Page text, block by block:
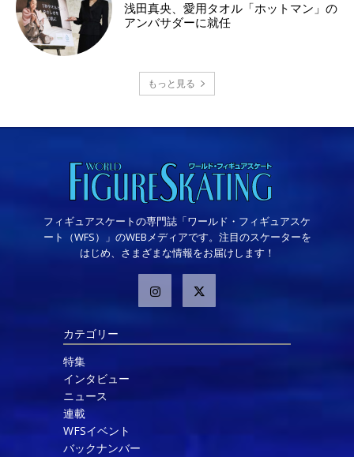
浅田真央、愛用タオル「ホットマン」の
アンバサダーに就任
もっと見る
フィギュアスケートの専門誌「ワールド・フィギュアスケ
ート（WFS）」のWEBメディアです。注目のスケーターを
はじめ、さまざまな情報をお届けします！
カテゴリー
特集
インタビュー
ニュース
連載
WFSイベント
バックナンバー